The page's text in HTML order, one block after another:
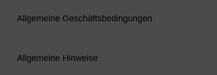
Allgemeine Geschäftsbedingungen
Allgemeine Hinweise